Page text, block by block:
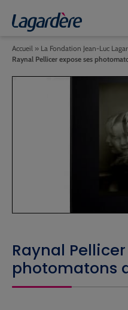
Raynal
photomatons
Accueil » La Fondation Jean-Luc
Raynal Pellicer expose ses